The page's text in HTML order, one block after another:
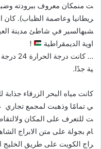
ت منمكان معروف ببرودته
ريطانيا وعاصمة الظباب).
شبهالسير في شاطئ مدينة
اوية الديمقراطية
!
ية جدًا.
كانت مياه البحر الزرقاء
ي تمامًا وذهبت لمجمع تجاري
ت للتعرف على المكان
ام بجولة على متن الابراج
راج الكويت على طريق